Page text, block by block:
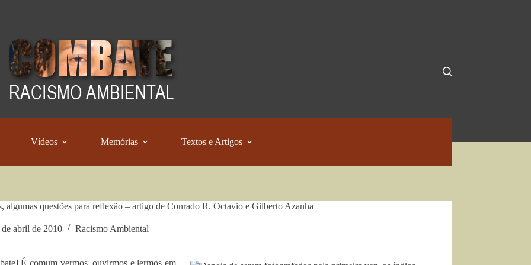
Vídeos Memórias Textos e Artigos
algumas questões para reflexão – artigo de Conrado R. Octavio e Gilberto Azanha
de abril de 2010 Racismo Ambiental
É comum vermos, ouvirmos e lermos em